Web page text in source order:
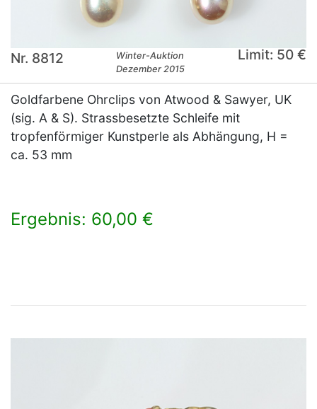
Nr. 8812
Winter-Auktion
Dezember 2015
Limit: 50 €
Goldfarbene Ohrclips von Atwood & Sawyer, UK
(sig. A & S). Strassbesetzte Schleife mit
tropfenförmiger Kunstperle als Abhängung, H =
ca. 53 mm
Ergebnis: 60,00 €